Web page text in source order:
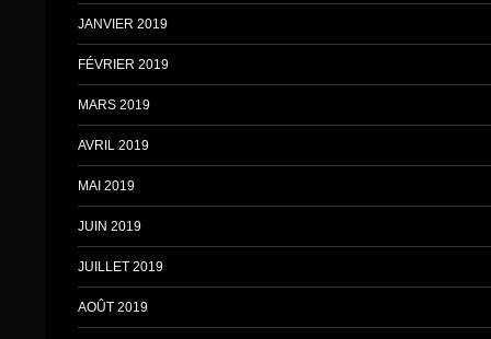
JANVIER 2019
FÉVRIER 2019
MARS 2019
AVRIL 2019
MAI 2019
JUIN 2019
JUILLET 2019
AOÛT 2019